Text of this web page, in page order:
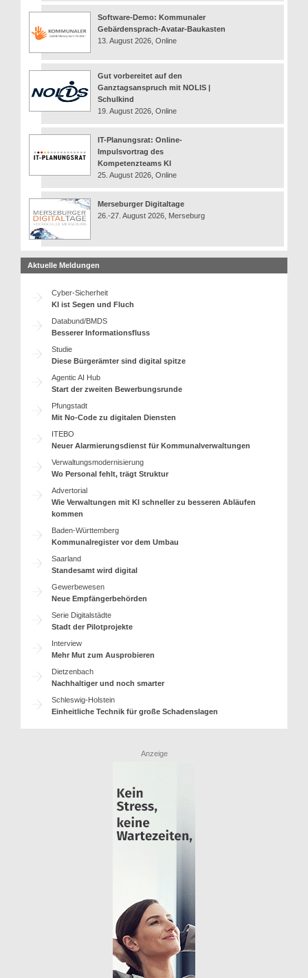
Software-Demo: Kommunaler
Gebärdensprach-Avatar-Baukasten
13. August 2026, Online
Gut vorbereitet auf den
Ganztagsanspruch mit NOLIS |
Schulkind
19. August 2026, Online
IT-Planungsrat: Online-
Impulsvortrag des
Kompetenzteams KI
25. August 2026, Online
Merseburger Digitaltage
26.-27. August 2026, Merseburg
Aktuelle Meldungen
Cyber-Sicherheit
KI ist Segen und Fluch
Databund/BMDS
Besserer Informationsfluss
Studie
Diese Bürgerämter sind digital spitze
Agentic AI Hub
Start der zweiten Bewerbungsrunde
Pfungstadt
Mit No-Code zu digitalen Diensten
ITEBO
Neuer Alarmierungsdienst für Kommunalverwaltungen
Verwaltungsmodernisierung
Wo Personal fehlt, trägt Struktur
Advertorial
Wie Verwaltungen mit KI schneller zu besseren Abläufen
kommen
Baden-Württemberg
Kommunalregister vor dem Umbau
Saarland
Standesamt wird digital
Gewerbewesen
Neue Empfängerbehörden
Serie Digitalstädte
Stadt der Pilotprojekte
Interview
Mehr Mut zum Ausprobieren
Dietzenbach
Nachhaltiger und noch smarter
Schleswig-Holstein
Einheitliche Technik für große Schadenslagen
Anzeige